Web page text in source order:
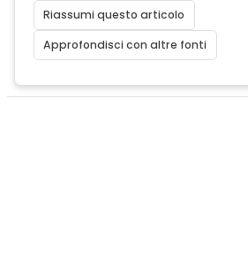
Riassumi questo articolo
Approfondisci con altre fonti